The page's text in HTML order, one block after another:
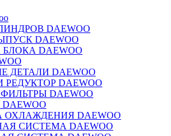
DAEWOO
DAEWOO
DAEWOO
ДЕТАЛИ DAEWOO
DAEWOO
DAEWOO
DAEWOO
СИСТЕМА DAEWOO